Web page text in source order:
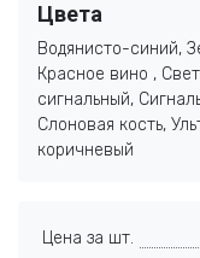
Цвета
Водянисто-синий,
Красное вино ,
сигнальный,
Слоновая кость,
коричневый
Цена за шт.